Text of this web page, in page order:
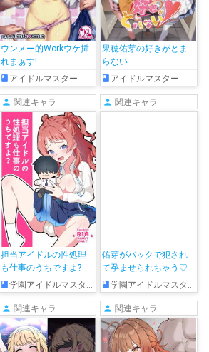
ウンメー的Workウケ挿
れまぁす!
アイドルマスター
果穂佑芽の好きがとま
らない
アイドルマスター
関連キャラ
担当アイドルの性処理
も仕事のうちですよ?
学園アイドルマスター
関連キャラ
佑芽がバックで犯され
て孕ませられちゃう♡
学園アイドルマスター
関連キャラ 関連キャラ